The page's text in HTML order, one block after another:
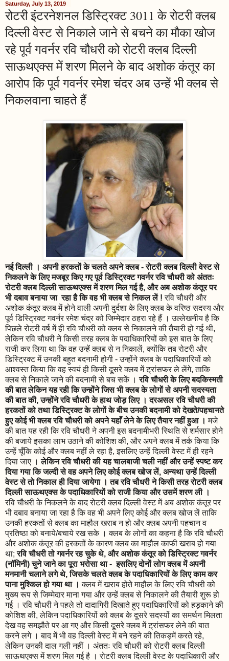
Saturday, July 13, 2019
रोटरी इंटरनेशनल डिस्ट्रिक्ट 3011 के रोटरी क्लब
दिल्ली वेस्ट से निकाले जाने से बचने का मौका खोज
रहे पूर्व गवर्नर रवि चौधरी को रोटरी क्लब दिल्ली
साऊथएक्स में शरण मिलने के बाद अशोक कंतूर का
आरोप कि पूर्व गवर्नर रमेश चंदर अब उन्हें भी क्लब से
निकलवाना चाहते हैं
नई दिल्ली । अपनी हरकतों के चलते अपने क्लब - रोटरी क्लब दिल्ली वेस्ट से
निकलने के लिए मजबूर किए गए पूर्व डिस्ट्रिक्ट गवर्नर रवि चौधरी को अंततः
रोटरी क्लब दिल्ली साऊथएक्स में शरण मिल गई है, और अब अशोक कंतूर पर
भी दबाव बनाया जा रहा है कि वह भी क्लब से निकल लें ! रवि चौधरी और
अशोक कंतूर क्लब में होने वाली अपनी दुर्दशा के लिए क्लब के वरिष्ठ सदस्य और
पूर्व डिस्ट्रिक्ट गवर्नर रमेश चंद्र को जिम्मेदार ठहरा रहे हैं । उल्लेखनीय है कि
पिछले रोटरी वर्ष में ही रवि चौधरी को क्लब से निकालने की तैयारी हो गई थी,
लेकिन रवि चौधरी ने किसी तरह क्लब के पदाधिकारियों को इस बात के लिए
राजी कर लिया था कि वह उन्हें क्लब से न निकालें, क्योंकि तब रोटरी और
डिस्ट्रिक्ट में उनकी बहुत बदनामी होगी - उन्होंने क्लब के पदाधिकारियों को
आश्वस्त किया कि वह स्वयं ही किसी दूसरे क्लब में ट्रांसफर ले लेंगे, ताकि
क्लब से निकाले जाने की बदनामी से बच सकें ।रवि चौधरी के लिए बदकिस्मती
की बात लेकिन यह रही कि उन्होंने जिस भी क्लब के लोगों से अपनी सदस्यता
की बात की, उन्होंने रवि चौधरी के हाथ जोड़ लिए । दरअसल रवि चौधरी की
हरकतों को तथा डिस्ट्रिक्ट के लोगों के बीच उनकी बदनामी को देखते/पहचानते
हुए कोई भी क्लब रवि चौधरी को अपने यहाँ लेने के लिए तैयार नहीं हुआ । मजे
की बात यह रही कि रवि चौधरी ने अपनी इस बदनामीभरी स्थिति से शर्मसार होने
की बजाये इसका लाभ उठाने की कोशिश की, और अपने क्लब में तर्क किया कि
उन्हें चूँकि कोई और क्लब नहीं ले रहा है, इसलिए उन्हें दिल्ली वेस्ट में ही रहने
दिया जाए ।लेकिन रवि चौधरी की यह चालबाजी चली नहीं और उन्हें स्पष्ट कर
दिया गया कि जल्दी से वह अपने लिए कोई क्लब खोज लें, अन्यथा उन्हें दिल्ली
वेस्ट से तो निकाल ही दिया जायेगा । तब रवि चौधरी ने किसी तरह रोटरी क्लब
दिल्ली साऊथएक्स के पदाधिकारियों को राजी किया और उसमें शरण ली ।
रवि चौधरी के निकलने के बाद रोटरी क्लब दिल्ली वेस्ट में अब अशोक कंतूर पर
भी दबाव बनाया जा रहा है कि वह भी अपने लिए कोई और क्लब खोज लें ताकि
उनकी हरकतों से क्लब का माहौल खराब न हो और क्लब अपनी पहचान व
प्रतिष्ठा को बनाये/बचाये रख सके । क्लब के लोगों का कहना है कि रवि चौधरी
और अशोक कंतूर की हरकतों के कारण क्लब का माहौल काफी खराब हो गया
था;रवि चौधरी तो गवर्नर रह चुके थे, और अशोक कंतूर को डिस्ट्रिक्ट गवर्नर
(नॉमिनी) चुने जाने का पूरा भरोसा था - इसलिए दोनों लोग क्लब में अपनी
मनमानी चलाने लगे थे, जिसके चलते क्लब के पदाधिकारियों के लिए काम कर
पाना मुश्किल हो गया था । क्लब में खराब होते माहौल के लिए रवि चौधरी को
मुख्य रूप से जिम्मेदार माना गया और उन्हें क्लब से निकालने की तैयारी शुरू हो
गई । रवि चौधरी ने पहले तो दादागिरी दिखाते हुए पदाधिकारियों को हड़काने की
कोशिश की, लेकिन पदाधिकारियों को क्लब के दूसरे सदस्यों का समर्थन मिलता
देख वह समझौते पर आ गए और किसी दूसरे क्लब में ट्रांसफर लेने की बात
करने लगे । बाद में भी वह दिल्ली वेस्ट में बने रहने की तिकड़में करते रहे,
लेकिन उनकी दाल गली नहीं । अंततः रवि चौधरी को रोटरी क्लब दिल्ली
साऊथएक्स में शरण मिल गई है । रोटरी क्लब दिल्ली वेस्ट के पदाधिकारी और